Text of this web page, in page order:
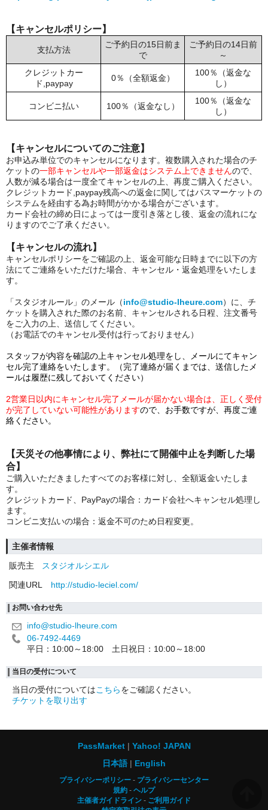
【キャンセルポリシー】
支払方法
ご予約日の15日前ま
で
ご予約日の14日前
～
クレジットカー
ド,paypay
0％（全額返金）
100％（返金な
し）
コンビニ払い 100％（返金なし）
100％（返金な
し）
【キャンセルについてのご注意】
お申込み単位でのキャンセルになります。複数購入された場合のチ
ケットの一部キャンセルや一部返金はシステム上できませんので、
人数が減る場合は一度全てキャンセルの上、再度ご購入ください。
クレジットカード,paypay残高への返金に関してはパスマーケットの
システムを経由する為お時間がかかる場合がございます。
カード会社の締め日によっては一度引き落とし後、返金の流れにな
りますのでご了承ください。
【キャンセルの流れ】
キャンセルポリシーをご確認の上、返金可能な日時までに以下の方
法にてご連絡をいただけた場合、キャンセル・返金処理をいたしま
す。
「スタジオルール」のメール（info@studio-lheure.com）に、チ
ケットを購入された際のお名前、キャンセルされる日程、注文番号
をご入力の上、送信してください。
（お電話でのキャンセル受付は行っておりません）
スタッフが内容を確認の上キャンセル処理をし、メールにてキャン
セル完了連絡をいたします。（完了連絡が届くまでは、送信したメ
ールは履歴に残しておいてください）
2営業日以内にキャンセル完了メールが届かない場合は、正しく受付
が完了していない可能性がありますので、お手数ですが、再度ご連
絡ください。
【天災その他事情により、弊社にて開催中止を判断した場
合】
ご購入いただきましたすべてのお客様に対し、全額返金いたしま
す。
クレジットカード、PayPayの場合：カード会社へキャンセル処理し
ます。
コンビニ支払いの場合：返金不可のため日程変更。
主催者情報
販売主
スタジオルシエル
関連URL
http://studio-leciel.com/
お問い合わせ先
info@studio-lheure.com
06-7492-4469
平日：10:00～18:00 土日祝日：10:00～18:00
当日の受付について
当日の受付についてはこちらをご確認ください。
チケットを取り出す
PassMarket
Yahoo! JAPAN
日本語
English
プライバシーポリシー
プライバシーセンター
規約
ヘルプ
主催者ガイドライン
ご利用ガイド